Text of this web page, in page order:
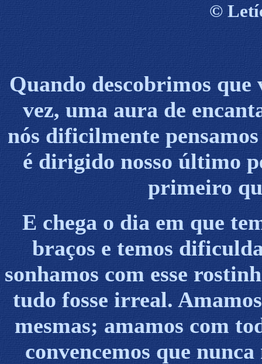
©
Quando descobrimos
vez, uma aura de
nós dificilmente
é dirigido nosso último
primeiro
E chega o dia em que
braços e temos
sonhamos com esse
tudo fosse irreal.
mesmas; amamos com
convencemos que